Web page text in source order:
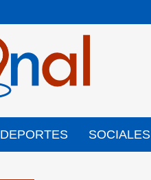
DEPORTES SOCIALES